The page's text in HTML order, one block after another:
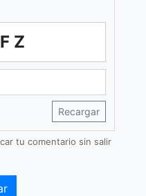
Recargar
tu comentario sin salir